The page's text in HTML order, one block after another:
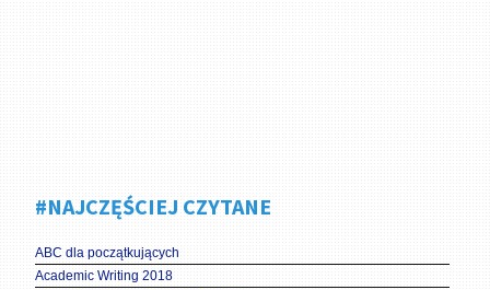
#NAJCZĘŚCIEJ CZYTANE
ABC dla początkujących
Academic Writing 2018